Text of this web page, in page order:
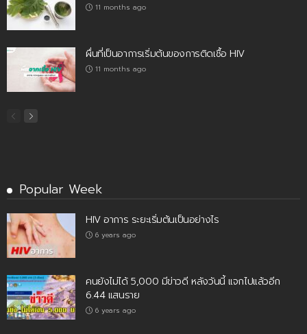
11 months ago
ผื่นที่เป็นอาการเริ่มต้นของการติดเชื้อ HIV
11 months ago
Popular Week
HIV อาการ ระยะเริ่มต้นเป็นอย่างไร
6 years ago
คนยังไม่ได้ 5,000 มีข่าวดี หลังวันนี้ แจกไปแล้วอีก
6.44 แสนราย
6 years ago